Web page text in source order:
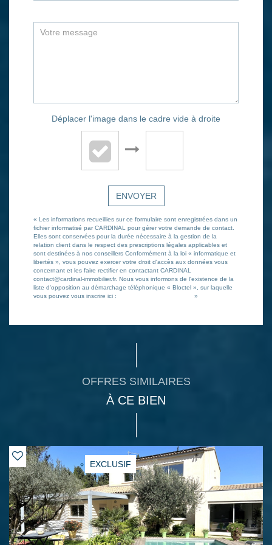
Déplacer l'image dans le cadre vide à droite
ENVOYER
« Les informations recueillies sur ce formulaire sont enregistrées dans un
fichier informatisé par CARDINAL pour gérer votre demande de contact.
Elles sont conservées pour la durée nécessaire à la gestion de la
relation client dans le respect des prescriptions légales applicables et
sont destinées à nos conseillers Conformément à la loi « informatique et
libertés », vous pouvez exercer votre droit d'accès aux données vous
concernant et les faire rectifier en contactant CARDINAL
contact@cardinal-immobilier.fr. Nous vous informons de l'existence de la
liste d'opposition au démarchage téléphonique « Bloctel », sur laquelle
vous pouvez vous inscrire ici :
»
OFFRES SIMILAIRES
À CE BIEN
EXCLUSIF